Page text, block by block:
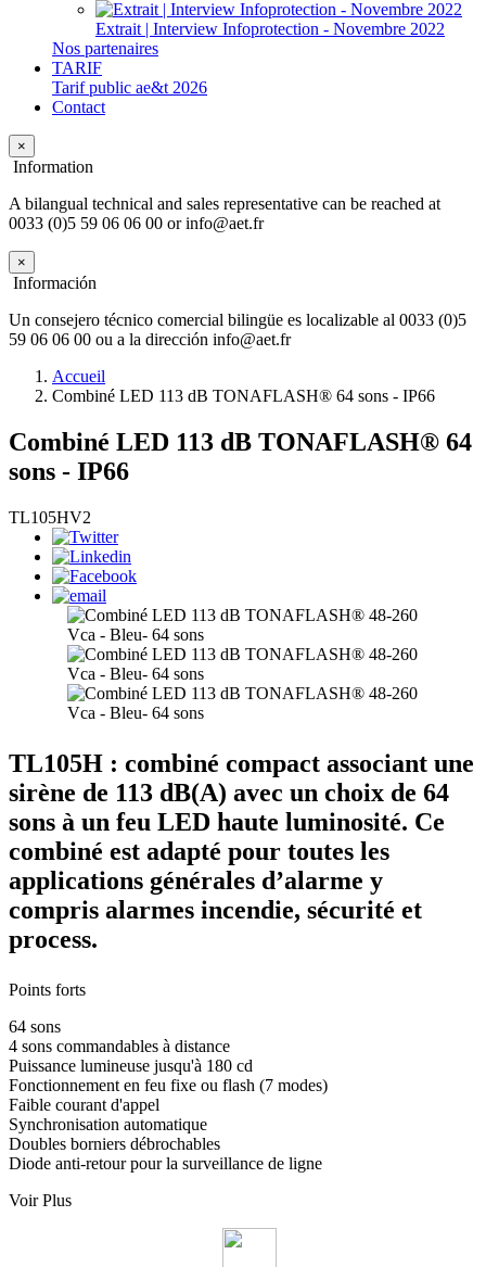
Extrait | Interview Infoprotection - Novembre 2022
Nos partenaires
TARIF
Tarif public ae&t 2026
Contact
×
Information
A bilangual technical and sales representative can be reached at
0033 (0)5 59 06 06 00 or info@aet.fr
×
Información
Un consejero técnico comercial bilingüe es localizable al 0033 (0)5
59 06 06 00 ou a la dirección info@aet.fr
Accueil
Combiné LED 113 dB TONAFLASH® 64 sons - IP66
Combiné LED 113 dB TONAFLASH® 64
sons - IP66
TL105HV2
TL105H : combiné compact associant une
sirène de 113 dB(A) avec un choix de 64
sons à un feu LED haute luminosité. Ce
combiné est adapté pour toutes les
applications générales d’alarme y
compris alarmes incendie, sécurité et
process.
Points forts
64 sons
4 sons commandables à distance
Puissance lumineuse jusqu'à 180 cd
Fonctionnement en feu fixe ou flash (7 modes)
Faible courant d'appel
Synchronisation automatique
Doubles borniers débrochables
Diode anti-retour pour la surveillance de ligne
Voir Plus